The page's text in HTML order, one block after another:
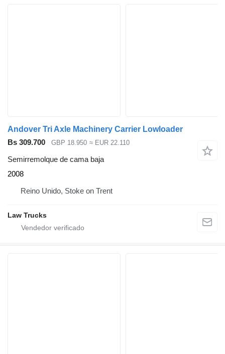
Andover Tri Axle Machinery Carrier Lowloader
Bs 309.700
GBP 18.950 ≈ EUR 22.110
Semirremolque de cama baja
2008
Reino Unido, Stoke on Trent
Law Trucks